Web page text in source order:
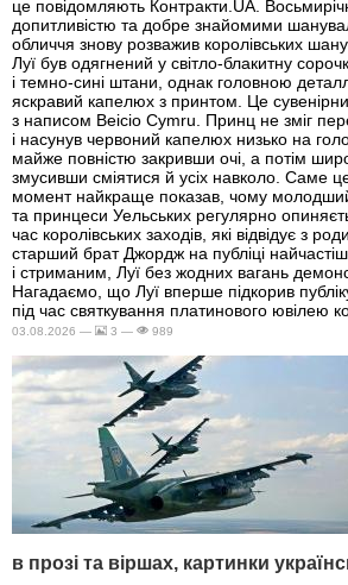
це повідомляють Контракти.UA.
допитливістю та добре знайомими
обличчя знову розважив королівських
Луї був одягнений у світло-блакитну
і темно-сині штани, однак головною
яскравий капелюх з принтом. Це
з написом Beicio Cymru. Принц не зміг
і насунув червоний капелюх низько на
майже повністю закривши очі, а потім
змусивши сміятися й усіх навколо. Саме
момент найкраще показав, чому
та принцеси Уельських регулярно
час королівських заходів, які відвідує з
старший брат Джордж на публіці
і стриманим, Луї без жодних вагань
Нагадаємо, що Луї вперше підкорив
під час святкування платинового ювілею
03.08.2026 — 3 — 989
в прозі та віршах, картинки